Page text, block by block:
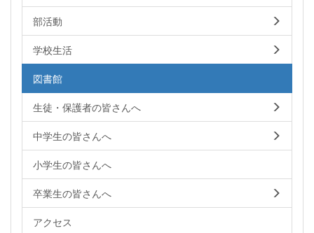
部活動
学校生活
図書館
生徒・保護者の皆さんへ
中学生の皆さんへ
小学生の皆さんへ
卒業生の皆さんへ
アクセス